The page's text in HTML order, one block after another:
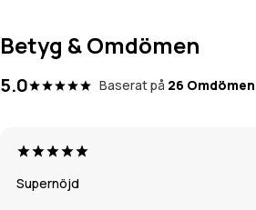
Betyg & Omdömen
5.0 Baserat på 26 Omdömen
Supernöjd